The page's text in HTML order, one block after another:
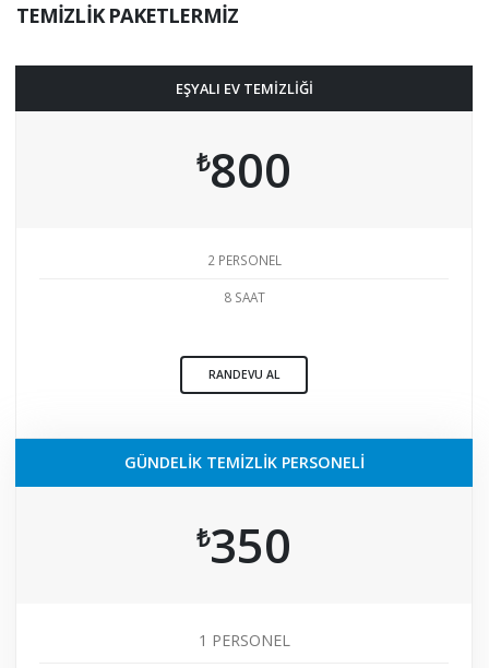
TEMİZLİK PAKETLERMİZ
EŞYALI EV TEMİZLİĞİ
₺800
2 PERSONEL
8 SAAT
RANDEVU AL
GÜNDELİK TEMİZLİK PERSONELİ
₺350
1 PERSONEL